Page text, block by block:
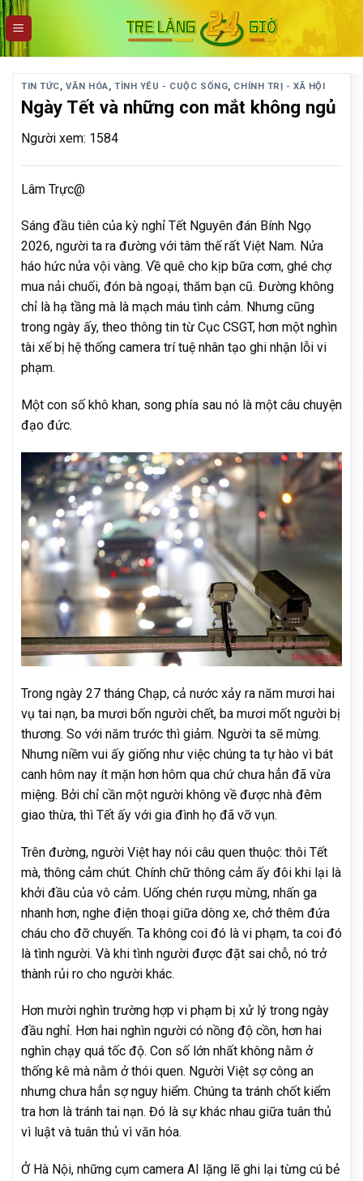
Skip
to
content
TIN TỨC,VĂN HÓA,TÌNH YÊU - CUỘC SỐNG, CHÍNH TRỊ - XÃ HỘI
Ngày Tết và những con mắt không ngủ
Người xem: 1584
Lâm Trực@
Sáng đầu tiên của kỳ nghỉ Tết Nguyên đán Bính Ngọ
2026, người ta ra đường với tâm thế rất Việt Nam. Nửa
háo hức nửa vội vàng. Về quê cho kịp bữa cơm, ghé chợ
mua nải chuối, đón bà ngoại, thăm bạn cũ. Đường không
chỉ là hạ tầng mà là mạch máu tình cảm. Nhưng cũng
trong ngày ấy, theo thông tin từ Cục CSGT, hơn một nghìn
tài xế bị hệ thống camera trí tuệ nhân tạo ghi nhận lỗi vi
phạm.
Một con số khô khan, song phía sau nó là một câu chuyện
đạo đức.
Trong ngày 27 tháng Chạp, cả nước xảy ra năm mươi hai
vụ tai nạn, ba mươi bốn người chết, ba mươi mốt người bị
thương. So với năm trước thì giảm. Người ta sẽ mừng.
Nhưng niềm vui ấy giống như việc chúng ta tự hào vì bát
canh hôm nay ít mặn hơn hôm qua chứ chưa hẳn đã vừa
miệng. Bởi chỉ cần một người không về được nhà đêm
giao thừa, thì Tết ấy với gia đình họ đã vỡ vụn.
Trên đường, người Việt hay nói câu quen thuộc: thôi Tết
mà, thông cảm chút. Chính chữ thông cảm ấy đôi khi lại là
khởi đầu của vô cảm. Uống chén rượu mừng, nhấn ga
nhanh hơn, nghe điện thoại giữa dòng xe, chở thêm đứa
cháu cho đỡ chuyến. Ta không coi đó là vi phạm, ta coi đó
là tình người. Và khi tình người được đặt sai chỗ, nó trở
thành rủi ro cho người khác.
Hơn mười nghìn trường hợp vi phạm bị xử lý trong ngày
đầu nghỉ. Hơn hai nghìn người có nồng độ cồn, hơn hai
nghìn chạy quá tốc độ. Con số lớn nhất không nằm ở
thống kê mà nằm ở thói quen. Người Việt sợ công an
nhưng chưa hẳn sợ nguy hiểm. Chúng ta tránh chốt kiểm
tra hơn là tránh tai nạn. Đó là sự khác nhau giữa tuân thủ
vì luật và tuân thủ vì văn hóa.
Ở Hà Nội, những cụm camera AI lặng lẽ ghi lại từng cú bẻ